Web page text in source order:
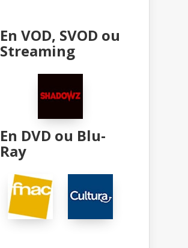
En VOD, SVOD ou
Streaming
En DVD ou Blu-
Ray